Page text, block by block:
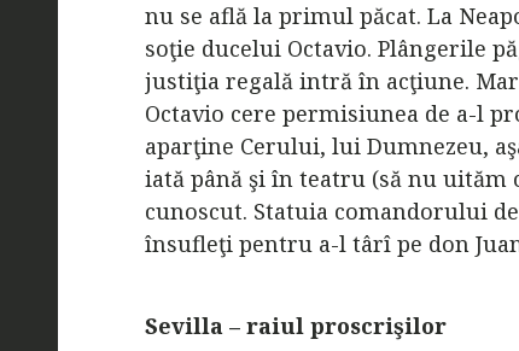
nu se află la primul păcat. La
soţie ducelui Octavio. Plângerile
justiţia regală intră în acţiune.
Octavio cere permisiunea de a-l
aparţine Cerului, lui Dumnezeu,
iată până şi în teatru (să nu uităm
cunoscut. Statuia comandorului
însufleţi pentru a-l târî pe don
Sevilla – raiul proscrişilor